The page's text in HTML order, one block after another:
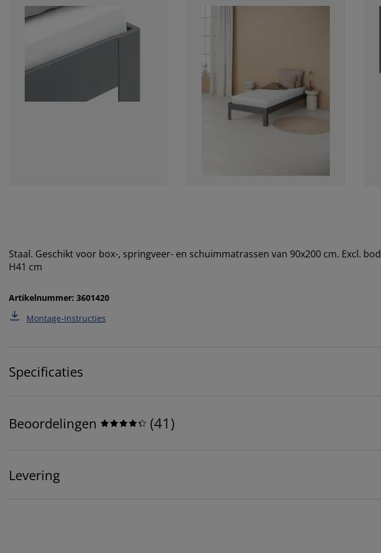
Staal. Geschikt voor box-, springveer- en schuimmatrassen van 90x200 cm. Excl.
H41 cm
Artikelnummer: 3601420
Montage-instructies
Specificaties
Beoordelingen (41)
Levering